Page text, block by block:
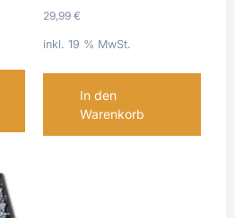
29,99 €
inkl. 19 % MwSt.
In den
Warenkorb